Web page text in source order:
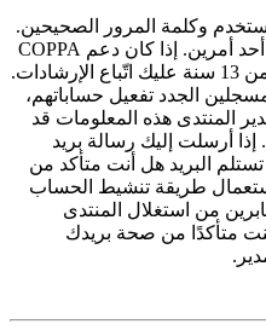
وكلمة المرور الصحيحين.
إن كانتا صحيحتين فقد حدث أحد أمرين. إذا كان دعم COPPA
فعال وضغطت على أنا أقل من 13 سنة عليك اتّباع الإرشادات.
الجدد تفعيل حساباتهم،
المنتدى هذه المعلومات قد
أرسلت إليك رسالة بريد
تستلم البريد هل أنت متأكد من
طريقة تنشيط الحساب
من استغلال المنتدى
متأكدًا من صحة بريدك